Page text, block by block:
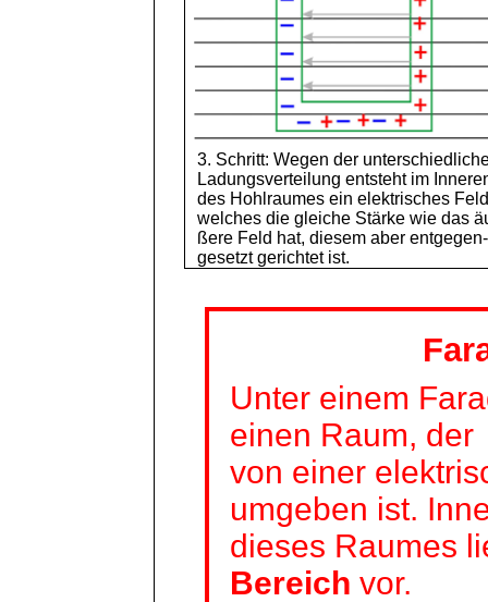
3. Schritt: Wegen der
Ladungsverteilung entsteht im
des Hohlraumes ein elektrisches
welches die gleiche Stärke wie das
ßere Feld hat, diesem aber entgegen-
gesetzt gerichtet ist.
Unter einem
einen Raum, der
von einer
umgeben ist.
dieses Raumes
Bereich vor.